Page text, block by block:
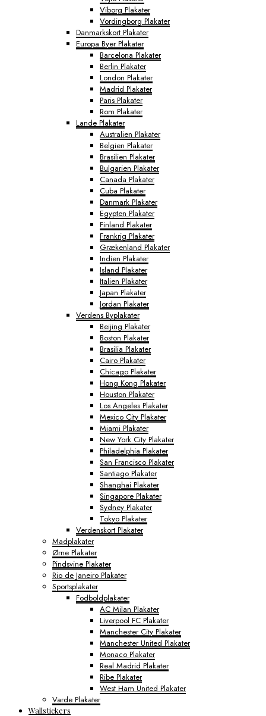
Viborg Plakater
Vordingborg Plakater
Danmarkskort Plakater
Europa Byer Plakater
Barcelona Plakater
Berlin Plakater
London Plakater
Madrid Plakater
Paris Plakater
Rom Plakater
Lande Plakater
Australien Plakater
Belgien Plakater
Brasilien Plakater
Bulgarien Plakater
Canada Plakater
Cuba Plakater
Danmark Plakater
Egypten Plakater
Finland Plakater
Frankrig Plakater
Grækenland Plakater
Indien Plakater
Island Plakater
Italien Plakater
Japan Plakater
Jordan Plakater
Verdens Byplakater
Beijing Plakater
Boston Plakater
Brasilia Plakater
Cairo Plakater
Chicago Plakater
Hong Kong Plakater
Houston Plakater
Los Angeles Plakater
Mexico City Plakater
Miami Plakater
New York City Plakater
Philadelphia Plakater
San Francisco Plakater
Santiago Plakater
Shanghai Plakater
Singapore Plakater
Sydney Plakater
Tokyo Plakater
Verdenskort Plakater
Madplakater
Ørne Plakater
Pindsvine Plakater
Rio de Janeiro Plakater
Sportsplakater
Fodboldplakater
AC Milan Plakater
Liverpool FC Plakater
Manchester City Plakater
Manchester United Plakater
Monaco Plakater
Real Madrid Plakater
Ribe Plakater
West Ham United Plakater
Varde Plakater
Wallstickers